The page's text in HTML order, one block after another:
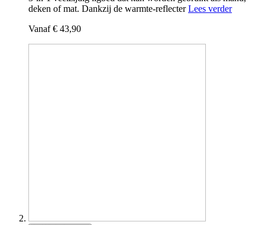
deken of mat. Dankzij de warmte-reflecterLees verder
Vanaf € 43,90